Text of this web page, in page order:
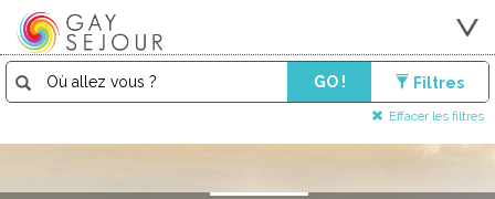
GO ! Filtres
Effacer les filtres